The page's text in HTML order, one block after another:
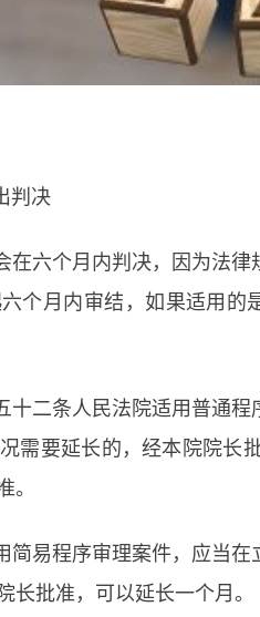
判决
在六个月内判决，因为法
个月内审结，如果适用的
十二条人民法院适用普通
需要延长的，经本院院长
。
易程序审理案件，应当在
批准，可以延长一个月。